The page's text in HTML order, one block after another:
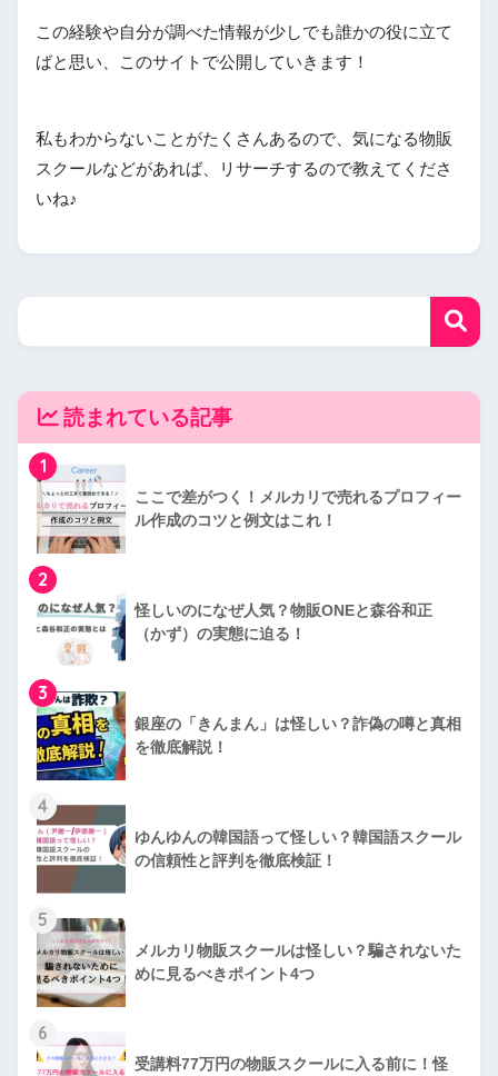
この経験や自分が調べた情報が少しでも誰かの役に立て
ばと思い、このサイトで公開していきます！
私もわからないことがたくさんあるので、気になる物販
スクールなどがあれば、リサーチするので教えてくださ
いね♪
読まれている記事
1
ここで差がつく！メルカリで売れるプロフィー
ル作成のコツと例文はこれ！
2
怪しいのになぜ人気？物販ONEと森谷和正
（かず）の実態に迫る！
3
銀座の「きんまん」は怪しい？詐偽の噂と真相
を徹底解説！
4
ゆんゆんの韓国語って怪しい？韓国語スクール
の信頼性と評判を徹底検証！
5
メルカリ物販スクールは怪しい？騙されないた
めに見るべきポイント4つ
6
受講料77万円の物販スクールに入る前に！怪